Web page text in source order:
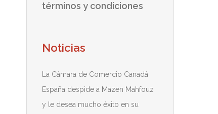
términos y condiciones
Noticias
La Cámara de Comercio Canadá
España despide a Mazen Mahfouz
y le desea mucho éxito en su